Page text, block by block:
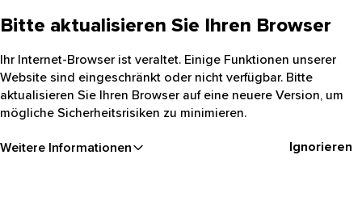
Bitte aktualisieren Sie Ihren Browser
Ihr Internet-Browser ist veraltet. Einige Funktionen unserer
Website sind eingeschränkt oder nicht verfügbar. Bitte
aktualisieren Sie Ihren Browser auf eine neuere Version, um
mögliche Sicherheitsrisiken zu minimieren.
Weitere Informationen Ignorieren